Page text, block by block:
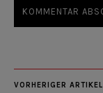
VORHERIGER ARTIKEL